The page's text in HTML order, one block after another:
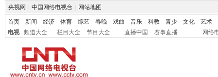
央视网 中国网络电视台 网站地图
首页 新闻 经济 体育 综艺 春晚 戏曲 音乐 科教 青少 文化
艺术
电视
频道大全 栏目大全 节目大全 直播中国 赛事直播 网络